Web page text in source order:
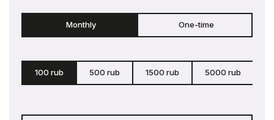
Monthly One-time
100 rub 500 rub 1500 rub 5000 rub